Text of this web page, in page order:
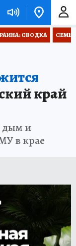
СВОДКА
край
дым и
в крае